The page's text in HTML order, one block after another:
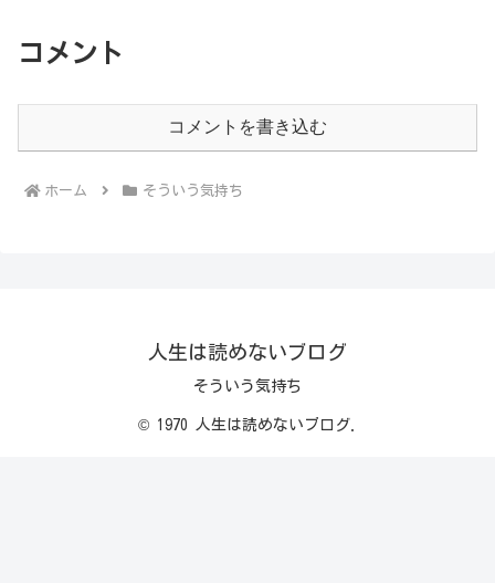
コメント
コメントを書き込む
ホーム そういう気持ち
人生は読めないブログ
そういう気持ち
© 1970 人生は読めないブログ.